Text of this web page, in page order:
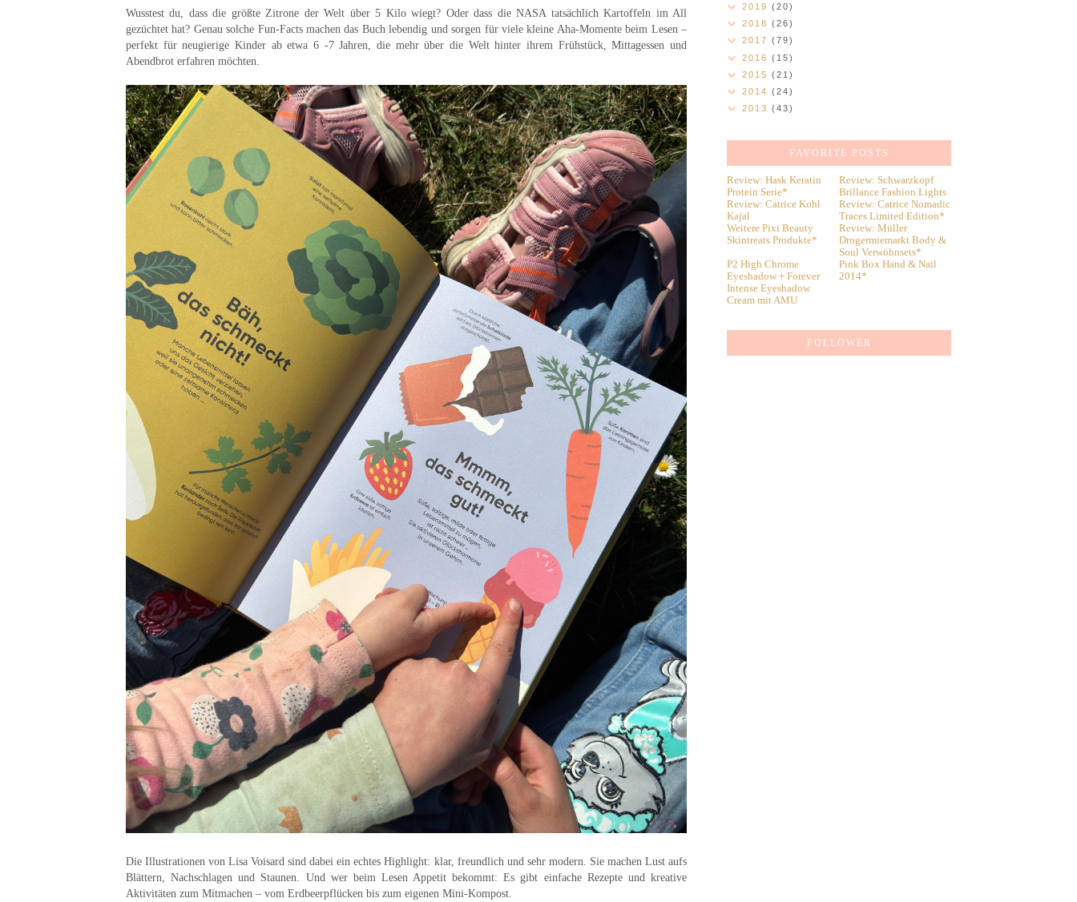
Wusstest du, dass die größte Zitrone der Welt über 5 Kilo wiegt? Oder dass die NASA tatsächlich Kartoffeln im All
gezüchtet hat? Genau solche Fun-Facts machen das Buch lebendig und sorgen für viele kleine Aha-Momente beim Lesen –
perfekt für neugierige Kinder ab etwa 6 -7 Jahren, die mehr über die Welt hinter ihrem Frühstück, Mittagessen und
Abendbrot erfahren möchten.
Die Illustrationen von Lisa Voisard sind dabei ein echtes Highlight: klar, freundlich und sehr modern. Sie machen Lust aufs
Blättern, Nachschlagen und Staunen. Und wer beim Lesen Appetit bekommt: Es gibt einfache Rezepte und kreative
Aktivitäten zum Mitmachen – vom Erdbeerpflücken bis zum eigenen Mini-Kompost.
2019 (20)
2018 (26)
2017 (79)
2016 (15)
2015 (21)
2014 (24)
2013 (43)
FAVORITE POSTS
Review: Hask Keratin
Protein Serie*
Review: Schwarzkopf
Brillance Fashion Lights
Review: Catrice Kohl
Kajal
Review: Catrice Nomadic
Traces Limited Edition*
Weitere Pixi Beauty
Skintreats Produkte*
Review: Müller
Drogermiemarkt Body &
Soul Verwöhnsets*
P2 High Chrome
Eyeshadow + Forever
Intense Eyeshadow
Cream mit AMU
Pink Box Hand & Nail
2014*
FOLLOWER